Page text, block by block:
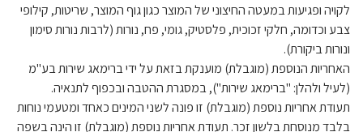
לקויה ופגיעות במעטה החיצוני של המוצר כגון גוף המוצר, שריטות, קילופי
צבע וכדומה, חלקי זכוכית, פלסטיק, גומי, פח, נורות (לרבות נורות סימון
ונורות ביקורת).
האחריות הנוספת (מוגבלת) מוענקת בזאת על ידי ברימאג שירות בע"מ
(לעיל ולהלן: "ברימאג שירות"), במסגרת ההטבה ובכפוף לתנאיה.
תעודת אחריות נוספת (מוגבלת) זו פונה לשני המינים כאחד ומטעמי נוחות
בלבד מנוסחת בלשון זכר. תעודת אחריות נוספת (מוגבלת) זו הינה בשפה